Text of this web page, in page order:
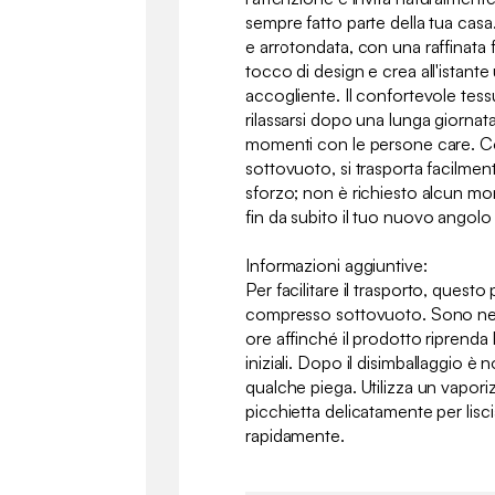
sempre fatto parte della tua
e arrotondata, con una raffinata
tocco di design e crea
accogliente. Il confortevole
rilassarsi dopo una lunga
momenti con le persone care.
sottovuoto, si trasporta
sforzo; non è richiesto alcun
fin da subito il tuo nuovo
Informazioni aggiuntive:
Per facilitare il trasporto,
compresso sottovuoto. Sono
ore affinché il prodotto riprenda
iniziali. Dopo il disimballaggio è
qualche piega. Utilizza un
picchietta delicatamente per
rapidamente.